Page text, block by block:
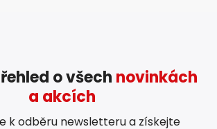
o všech novinkách
a akcích
k odběru newsletteru a získejte